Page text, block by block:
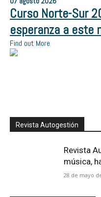
Curso Norte-Sur
esperanza a este
Find out More
Revista Autogestión
Revista
música,
28 de mayo